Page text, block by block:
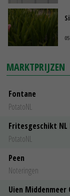
MARKTPRIJZEN
Fontane
PotatoNL
Fritesgeschikt NL
PotatoNL
Peen
Noteringen
Uien Middenmeer